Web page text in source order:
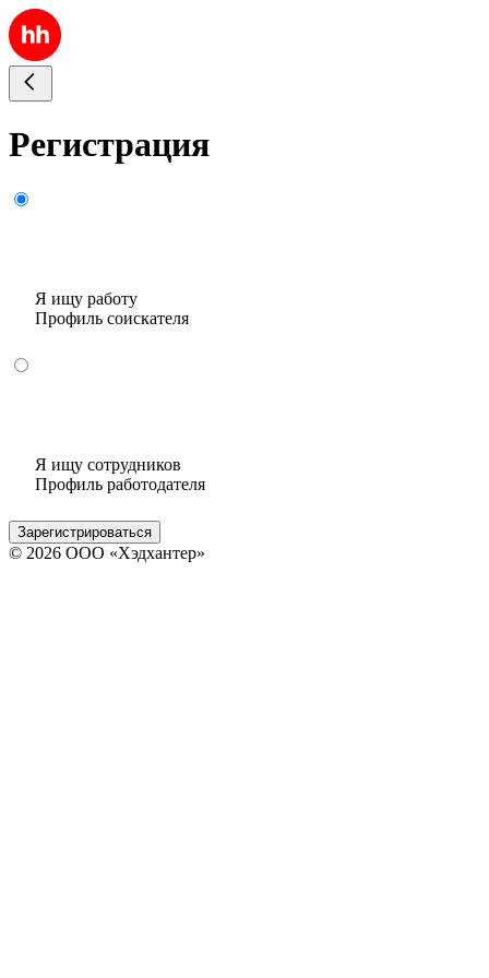
Регистрация
Я ищу работу
Профиль соискателя
Я ищу сотрудников
Профиль работодателя
Зарегистрироваться
© 2026 ООО «Хэдхантер»